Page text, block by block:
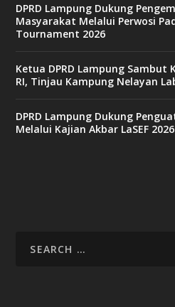
DPRD Lampung Dukung
Masyarakat Melalui Perwosi
Tournament 2026
Ketua DPRD Lampung Sambut
RI, Tinjau Kampung Nelayan
DPRD Lampung Dukung
Melalui Kajian Akbar LaSEF 2026